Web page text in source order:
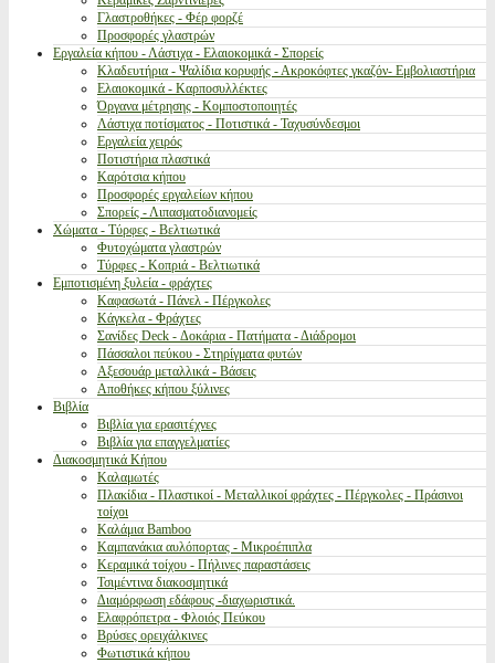
Γλαστροθήκες - Φέρ φορζέ
Προσφορές γλαστρών
Εργαλεία κήπου - Λάστιχα - Ελαιοκομικά - Σπορείς
Κλαδευτήρια - Ψαλίδια κορυφής - Ακροκόφτες γκαζόν- Εμβολιαστήρια
Ελαιοκομικά - Καρποσυλλέκτες
Όργανα μέτρησης - Κομποστοποιητές
Λάστιχα ποτίσματος - Ποτιστικά - Ταχυσύνδεσμοι
Εργαλεία χειρός
Ποτιστήρια πλαστικά
Καρότσια κήπου
Προσφορές εργαλείων κήπου
Σπορείς - Λιπασματοδιανομείς
Χώματα - Τύρφες - Βελτιωτικά
Φυτοχώματα γλαστρών
Τύρφες - Κοπριά - Βελτιωτικά
Εμποτισμένη ξυλεία - φράχτες
Καφασωτά - Πάνελ - Πέργκολες
Κάγκελα - Φράχτες
Σανίδες Deck - Δοκάρια - Πατήματα - Διάδρομοι
Πάσσαλοι πεύκου - Στηρίγματα φυτών
Αξεσουάρ μεταλλικά - Βάσεις
Αποθήκες κήπου ξύλινες
Βιβλία
Βιβλία για ερασιτέχνες
Βιβλία για επαγγελματίες
Διακοσμητικά Κήπου
Καλαμωτές
Πλακίδια - Πλαστικοί - Μεταλλικοί φράχτες - Πέργκολες - Πράσινοι
τοίχοι
Καλάμια Bamboo
Καμπανάκια αυλόπορτας - Μικροέπιπλα
Κεραμικά τοίχου - Πήλινες παραστάσεις
Τσιμέντινα διακοσμητικά
Διαμόρφωση εδάφους -διαχωριστικά.
Ελαφρόπετρα - Φλοιός Πεύκου
Βρύσες ορειχάλκινες
Φωτιστικά κήπου